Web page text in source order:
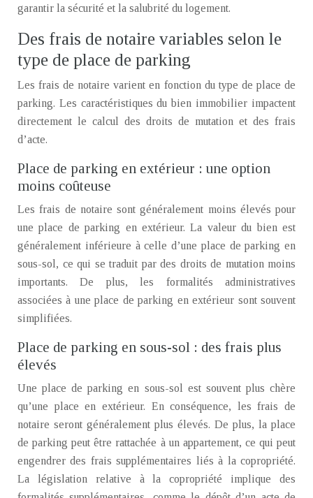
garantir la sécurité et la salubrité du logement.
Des frais de notaire variables selon le
type de place de parking
Les frais de notaire varient en fonction du type de place de
parking. Les caractéristiques du bien immobilier impactent
directement le calcul des droits de mutation et des frais
d’acte.
Place de parking en extérieur : une option
moins coûteuse
Les frais de notaire sont généralement moins élevés pour
une place de parking en extérieur. La valeur du bien est
généralement inférieure à celle d’une place de parking en
sous-sol, ce qui se traduit par des droits de mutation moins
importants. De plus, les formalités administratives
associées à une place de parking en extérieur sont souvent
simplifiées.
Place de parking en sous-sol : des frais plus
élevés
Une place de parking en sous-sol est souvent plus chère
qu’une place en extérieur. En conséquence, les frais de
notaire seront généralement plus élevés. De plus, la place
de parking peut être rattachée à un appartement, ce qui peut
engendrer des frais supplémentaires liés à la copropriété.
La législation relative à la copropriété implique des